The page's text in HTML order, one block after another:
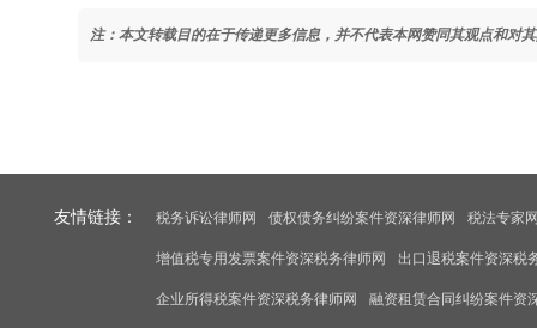
注：本文转载目的在于传递更多信息，并不代表本网赞同其观点和对
友情链接： 税务诉讼律师网 债权债务纠纷案件资深律师网 税法专家
增值税专用发票案件资深税务律师网 出口退税案件资深税
企业所得税案件资深税务律师网 融资租赁合同纠纷案件资